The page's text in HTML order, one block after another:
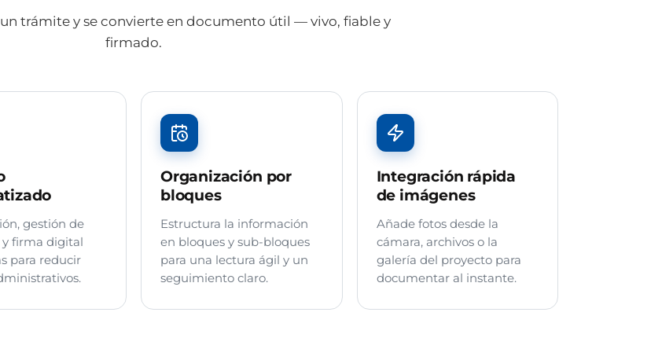
un trámite y se convierte en documento útil — vivo, fiable y
firmado.
gestión de
y firma digital
para reducir
Organización por
bloques
Estructura la información
en bloques y sub-bloques
para una lectura ágil y un
seguimiento claro.
Integración rápida
de imágenes
Añade fotos desde la
cámara, archivos o la
galería del proyecto para
documentar al instante.